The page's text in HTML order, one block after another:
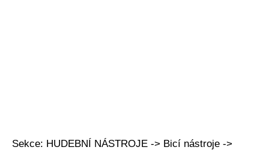
Sekce: HUDEBNÍ NÁSTROJE -> Bicí nástroje ->